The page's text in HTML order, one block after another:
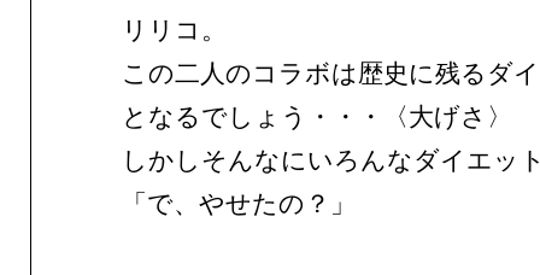
リリコ。
この二人のコラボは歴史に残るダ
となるでしょう・・・〈大げさ〉
しかしそんなにいろんなダイエッ
「で、やせたの？」